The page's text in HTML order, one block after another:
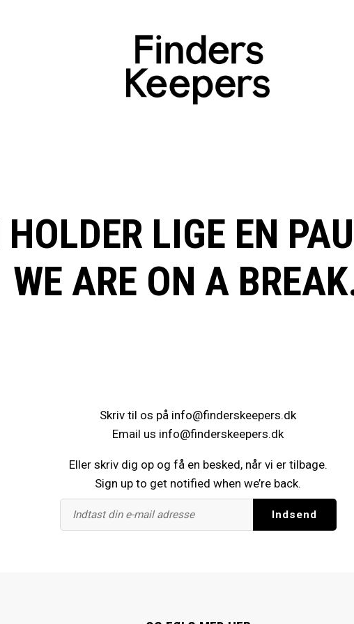
LIGE EN
WE ARE ON A
Skriv til os på info@finderskeepers.dk
Email us info@finderskeepers.dk
Eller skriv dig op og få en besked, når vi er tilbage.
Sign up to get notified when we’re back.